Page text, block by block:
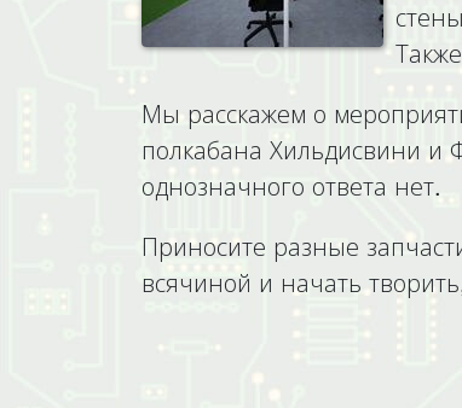
Мы расскажем о
полкабана Хильдисвини и
однозначного ответа нет.
Приносите разные
всячиной и начать